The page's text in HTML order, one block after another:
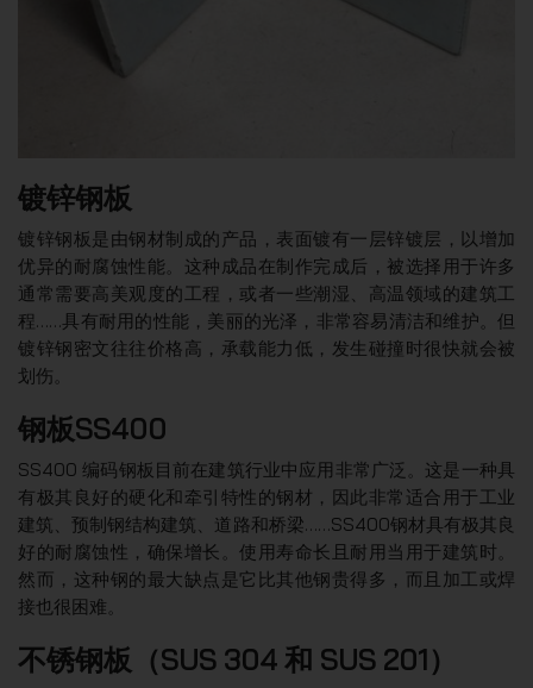
镀锌钢板
镀锌钢板是由钢材制成的产品，表面镀有一层锌镀层，以增加
优异的耐腐蚀性能。这种成品在制作完成后，被选择用于许多
通常需要高美观度的工程，或者一些潮湿、高温领域的建筑工
程……具有耐用的性能，美丽的光泽，非常容易清洁和维护。但
镀锌钢密文往往价格高，承载能力低，发生碰撞时很快就会被
划伤。
钢板SS400
SS400 编码钢板目前在建筑行业中应用非常广泛。这是一种具
有极其良好的硬化和牵引特性的钢材，因此非常适合用于工业
建筑、预制钢结构建筑、道路和桥梁……SS400钢材具有极其良
好的耐腐蚀性，确保增长。使用寿命长且耐用当用于建筑时。
然而，这种钢的最大缺点是它比其他钢贵得多，而且加工或焊
接也很困难。
不锈钢板（SUS 304 和 SUS 201）